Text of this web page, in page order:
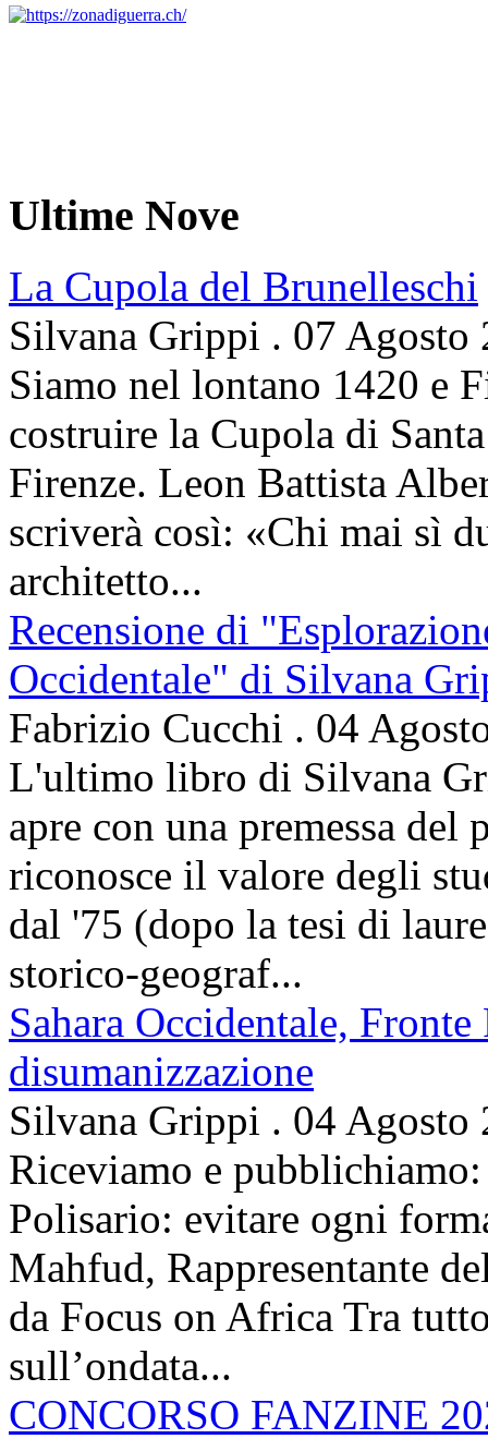
Ultime Nove
La Cupola del Brunelleschi
Silvana Grippi . 07 Agosto
Siamo nel lontano 1420 e
costruire la Cupola di
Firenze. Leon Battista
scriverà così: «Chi mai sì
architetto...
Recensione di
Occidentale" di Silvana
Fabrizio Cucchi . 04
L'ultimo libro di Silvana
apre con una premessa
riconosce il valore degli
dal '75 (dopo la tesi di
storico-geograf...
Sahara Occidentale,
disumanizzazione
Silvana Grippi . 04 Agosto
Riceviamo e
Polisario: evitare ogni
Mahfud, Rappresentante
da Focus on Africa Tra
sull’ondata...
CONCORSO FANZINE